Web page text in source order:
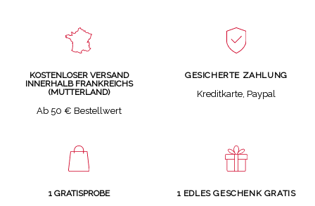
KOSTENLOSER VERSAND
INNERHALB FRANKREICHS
(MUTTERLAND)
Ab 50 € Bestellwert
GESICHERTE ZAHLUNG
Kreditkarte, Paypal
1 GRATISPROBE 1 EDLES GESCHENK GRATIS